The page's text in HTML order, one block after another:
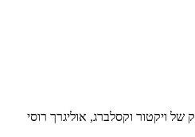
ויקטור וקסלברג, אוליגרך רוסי